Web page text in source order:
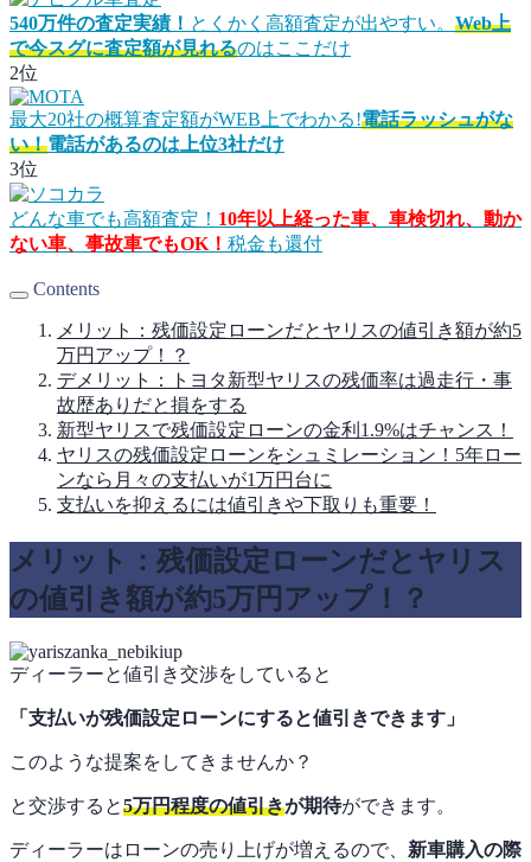
540万件の査定実績！ とくかく高額査定が出やすい。 Web上
で今スグに査定額が見れるのはここだけ
2位
最大20社の概算査定額がWEB上でわかる!電話ラッシュがな
い！電話があるのは上位3社だけ
3位
どんな車でも高額査定！ 10年以上経った車、車検切れ、動か
ない車、事故車でもOK！ 税金も還付
Contents
メリット：残価設定ローンだとヤリスの値引き額が約5
万円アップ！？
デメリット：トヨタ新型ヤリスの残価率は過走行・事
故歴ありだと損をする
新型ヤリスで残価設定ローンの金利1.9%はチャンス！
ヤリスの残価設定ローンをシュミレーション！5年ロー
ンなら月々の支払いが1万円台に
支払いを抑えるには値引きや下取りも重要！
メリット：残価設定ローンだとヤリス
の値引き額が約5万円アップ！？
ディーラーと値引き交渉をしていると
「支払いが残価設定ローンにすると値引きできます」
このような提案をしてきませんか？
と交渉すると5万円程度の値引きが期待ができます。
ディーラーはローンの売り上げが増えるので、 新車購入の際